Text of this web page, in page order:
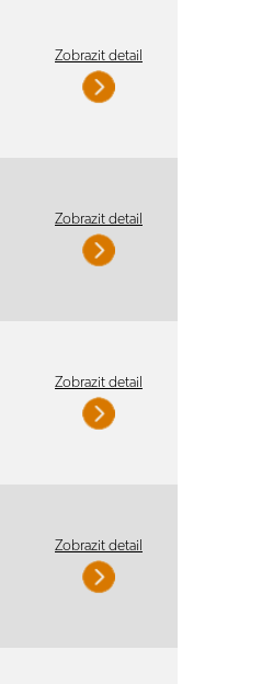
Zobrazit detail
Zobrazit detail
Zobrazit detail
Zobrazit detail